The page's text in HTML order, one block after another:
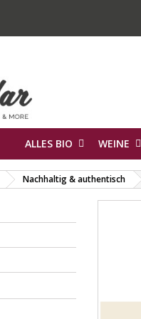
ALLES BIO WEINE
Nachhaltig & authentisch